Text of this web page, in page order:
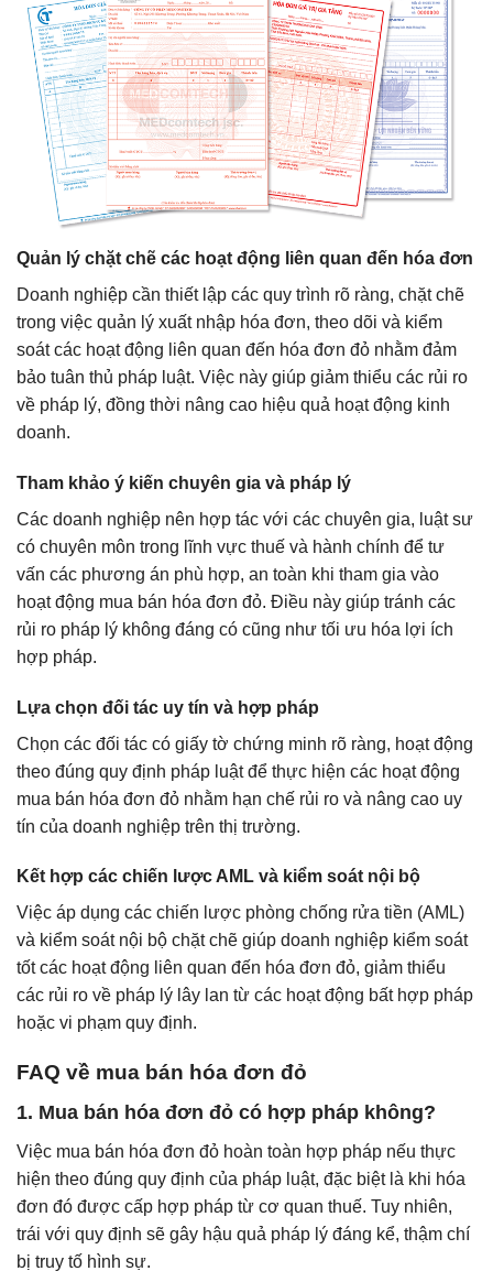
Quản lý chặt chẽ các hoạt động liên quan đến hóa đơn
Doanh nghiệp cần thiết lập các quy trình rõ ràng, chặt chẽ
trong việc quản lý xuất nhập hóa đơn, theo dõi và kiểm
soát các hoạt động liên quan đến hóa đơn đỏ nhằm đảm
bảo tuân thủ pháp luật. Việc này giúp giảm thiểu các rủi ro
về pháp lý, đồng thời nâng cao hiệu quả hoạt động kinh
doanh.
Tham khảo ý kiến chuyên gia và pháp lý
Các doanh nghiệp nên hợp tác với các chuyên gia, luật sư
có chuyên môn trong lĩnh vực thuế và hành chính để tư
vấn các phương án phù hợp, an toàn khi tham gia vào
hoạt động mua bán hóa đơn đỏ. Điều này giúp tránh các
rủi ro pháp lý không đáng có cũng như tối ưu hóa lợi ích
hợp pháp.
Lựa chọn đối tác uy tín và hợp pháp
Chọn các đối tác có giấy tờ chứng minh rõ ràng, hoạt động
theo đúng quy định pháp luật để thực hiện các hoạt động
mua bán hóa đơn đỏ nhằm hạn chế rủi ro và nâng cao uy
tín của doanh nghiệp trên thị trường.
Kết hợp các chiến lược AML và kiểm soát nội bộ
Việc áp dụng các chiến lược phòng chống rửa tiền (AML)
và kiểm soát nội bộ chặt chẽ giúp doanh nghiệp kiểm soát
tốt các hoạt động liên quan đến hóa đơn đỏ, giảm thiểu
các rủi ro về pháp lý lây lan từ các hoạt động bất hợp pháp
hoặc vi phạm quy định.
FAQ về mua bán hóa đơn đỏ
1. Mua bán hóa đơn đỏ có hợp pháp không?
Việc mua bán hóa đơn đỏ hoàn toàn hợp pháp nếu thực
hiện theo đúng quy định của pháp luật, đặc biệt là khi hóa
đơn đó được cấp hợp pháp từ cơ quan thuế. Tuy nhiên,
trái với quy định sẽ gây hậu quả pháp lý đáng kể, thậm chí
bị truy tố hình sự.